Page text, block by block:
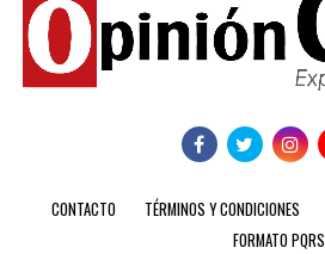
CONTACTO TÉRMINOS Y CONDICIONES
FORMATO PQRS